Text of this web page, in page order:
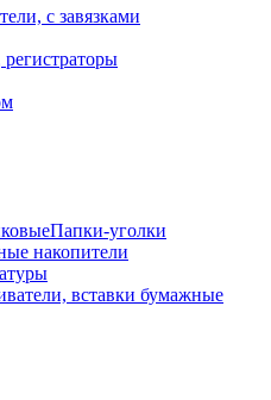
с завязками
уголки
накопители
вставки бумажные